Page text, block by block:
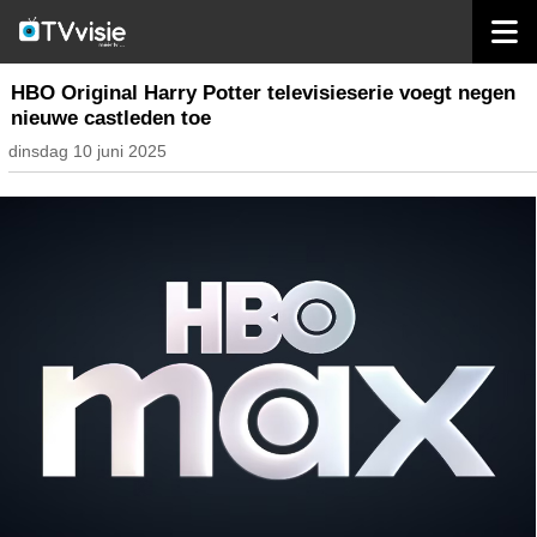
streaming
HBO Original Harry Potter televisieserie voegt negen
nieuwe castleden toe
dinsdag 10 juni 2025